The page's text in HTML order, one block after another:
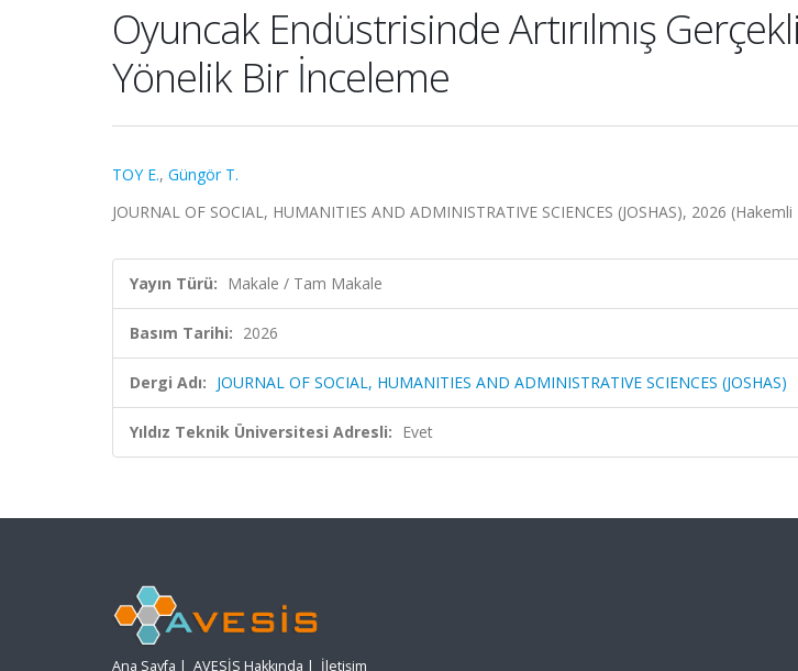
Oyuncak Endüstrisinde Artırılmış
Yönelik Bir İnceleme
TOY E., Güngör T.
JOURNAL OF SOCIAL, HUMANITIES AND ADMINISTRATIVE SCIENCES (JOSHAS), 2026
Yayın Türü: Makale / Tam Makale
Basım Tarihi: 2026
Dergi Adı: JOURNAL OF SOCIAL, HUMANITIES AND ADMINISTRATIVE SCIENCES (JOSHAS)
Yıldız Teknik Üniversitesi Adresli: Evet
Ana Sayfa | AVESİS Hakkında | İletişim